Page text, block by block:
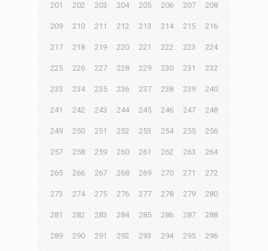
201 202 203 204 205 206 207 208
209 210 211 212 213 214 215 216
217 218 219 220 221 222 223 224
225 226 227 228 229 230 231 232
233 234 235 236 237 238 239 240
241 242 243 244 245 246 247 248
249 250 251 252 253 254 255 256
257 258 259 260 261 262 263 264
265 266 267 268 269 270 271 272
273 274 275 276 277 278 279 280
281 282 283 284 285 286 287 288
289 290 291 292 293 294 295 296